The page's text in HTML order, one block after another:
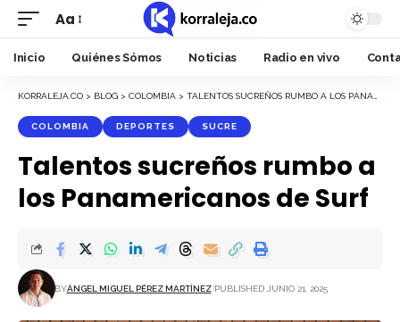
Font
Resizer
Aa
Inicio Quiénes Sómos Noticias Radio en vivo
KORRALEJA.CO > BLOG > COLOMBIA > TALENTOS SUCREÑOS RUMBO A LOS PANAMERICANOS DE SURF
COLOMBIA DEPORTES SUCRE
Talentos sucreños rumbo a
los Panamericanos de Surf
BYÁNGEL MIGUEL PÉREZ MARTÍNEZ PUBLISHED JUNIO 21, 2025